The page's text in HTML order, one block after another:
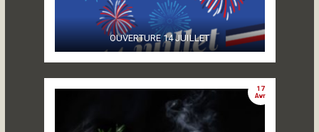
OUVERTURE 14 JUILLET
17
Avr